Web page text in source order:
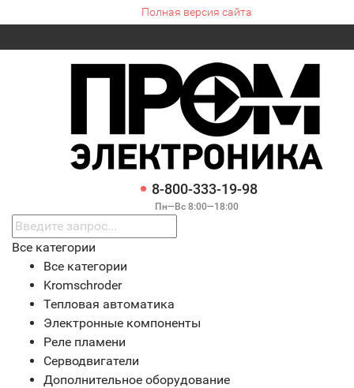
Полная версия сайта
8-800-333-19-98
Пн—Вс 8:00—18:00
Все категории
Все категории
Kromschroder
Тепловая автоматика
Электронные компоненты
Реле пламени
Серводвигатели
Дополнительное оборудование